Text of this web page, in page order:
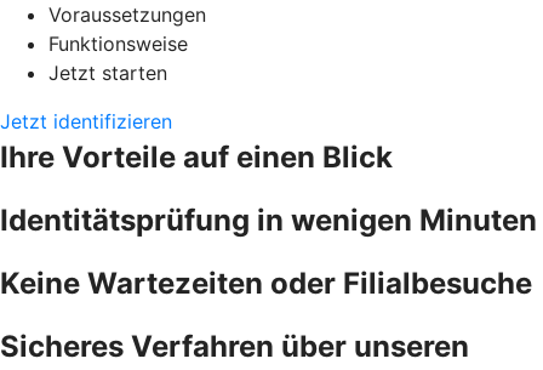
Voraussetzungen
Funktionsweise
Jetzt starten
Jetzt identifizieren
Ihre Vorteile auf einen Blick
Identitätsprüfung in wenigen Minuten
Keine Wartezeiten oder Filialbesuche
Sicheres Verfahren über unseren